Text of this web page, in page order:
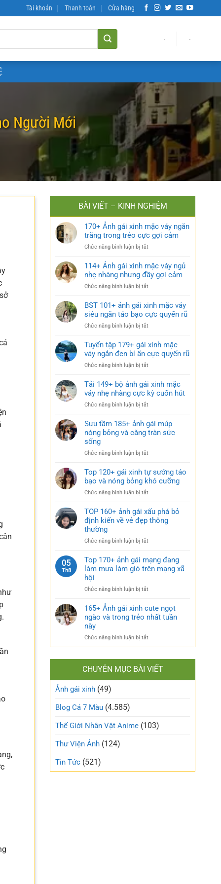
Tài khoản Thanh toán Cửa hàng
- -
Người Mới
BÀI VIẾT – KINH NGHIỆM
170+ Ảnh gái xinh mặc váy ngắn
trắng trong trẻo cực gợi cảm
Chức năng bình luận bị tắt
Ảnh
gái
xinh
mặc
ngắn
trắng
gợi
cảm
114+ Ảnh gái xinh mặc váy ngủ
nhẹ nhàng nhưng đầy gợi cảm
Chức năng bình luận bị tắt
Ảnh
gái
xinh
mặc
ngủ
nhẹ
gợi
cảm
BST 101+ ảnh gái xinh mặc váy
siêu ngắn táo bạo cực quyến rũ
Chức năng bình luận bị tắt
101+
ảnh
gái
xinh
váy
siêu
cực
quyến
Tuyển tập 179+ gái xinh mặc
váy ngắn đen bí ẩn cực quyến rũ
Chức năng bình luận bị tắt
tập
179+
gái
xinh
váy
ngắn
ẩn
quyến
rũ
Tải 149+ bộ ảnh gái xinh mặc
váy nhẹ nhàng cực kỳ cuốn hút
Chức năng bình luận bị tắt
149+
bộ
xinh
váy
nhẹ
cực
cuốn
hút
Sưu tầm 185+ ảnh gái múp
nóng bỏng và căng tràn sức
sống
Chức năng bình luận bị tắt
tầm
185+
gái
nóng
bỏng
tràn
sống
Top 120+ gái xinh tự sướng táo
bạo và nóng bỏng khó cưỡng
Chức năng bình luận bị tắt
120+
gái
sướng
bạo
và
khó
TOP 160+ ảnh gái xấu phá bỏ
định kiến về vẻ đẹp thông
thường
Chức năng bình luận bị tắt
160+
ảnh
phá
định
kiến
đẹp
thông
thường
05
Th8
Top 170+ ảnh gái mạng đang
làm mưa làm gió trên mạng xã
hội
Chức năng bình luận bị tắt
170+
ảnh
đang
làm
làm
gió
trên
165+ Ảnh gái xinh cute ngọt
ngào và trong trẻo nhất tuần
này
Chức năng bình luận bị tắt
165+
xinh
cute
trẻo
nhất
CHUYÊN MỤC BÀI VIẾT
Ảnh gái xinh (49)
Blog Cá 7 Màu (4.585)
Thế Giới Nhân Vật Anime (103)
Thư Viện Ảnh (124)
Tin Tức (521)